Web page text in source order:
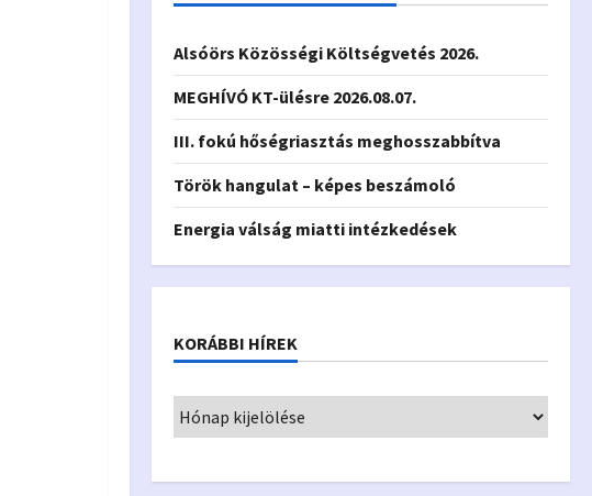
Alsóörs Közösségi Költségvetés 2026.
MEGHÍVÓ KT-ülésre 2026.08.07.
III. fokú hőségriasztás meghosszabbítva
Török hangulat – képes beszámoló
Energia válság miatti intézkedések
KORÁBBI HÍREK